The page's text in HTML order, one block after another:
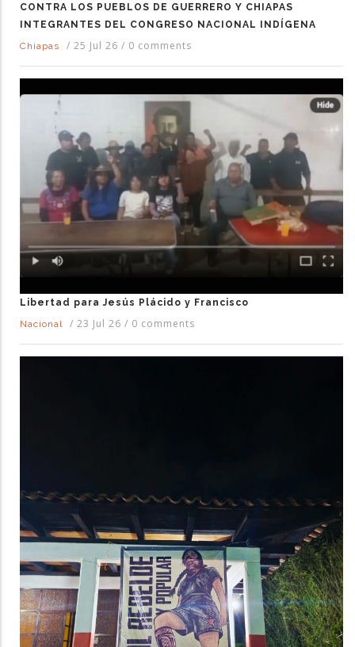
CONTRA LOS PUEBLOS DE GUERRERO Y CHIAPAS
INTEGRANTES DEL CONGRESO NACIONAL INDÍGENA
Chiapas
/ 25 Jul 26 / 0 comments
Libertad para Jesús Plácido y Francisco
Nacional
/ 23 Jul 26 / 0 comments